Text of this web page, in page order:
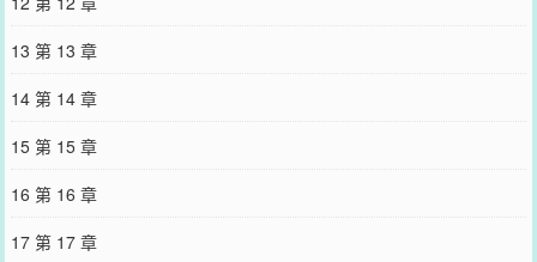
后我在修真小饭堂养老》完结现耽《应聘男保姆后残疾大佬他弯了》
可宰~--预收1：《病美人师兄有尾巴》求收藏~本文文案：季兰枝死前
刚看完一本修仙小说，死后一睁眼，便发现自己来到了书中世界。穿
的还是那个身体不好，走路一步三喘的病弱师兄。上辈子是个病秧
子，这辈子还是个病秧子，［不活了.jpg］有人发现，掌门仙尊的二弟
子一觉醒来人好像开朗了不少，但身体却更加虚弱，仿佛一碰就会碎
似的。宗门上下皆将季兰枝当瓷器供着，就连掌门仙尊新收的小徒
弟，才刚入门就要开始学着怎么照顾病秧子师兄。小师弟长的玉雪可
爱，刚搬来苍雪居就甜甜的对着季兰枝喊师兄，每天刻苦修炼的同时
承包了季兰枝的大小事务，若不是季兰枝拦着，恐怕连饭都要喂到对
方嘴里。掌门仙尊：欣慰.jpg.季兰枝发情期到来那天，正是师弟闻钧
13 第 13 章
14 第 14 章
15 第 15 章
16 第 16 章
17 第 17 章